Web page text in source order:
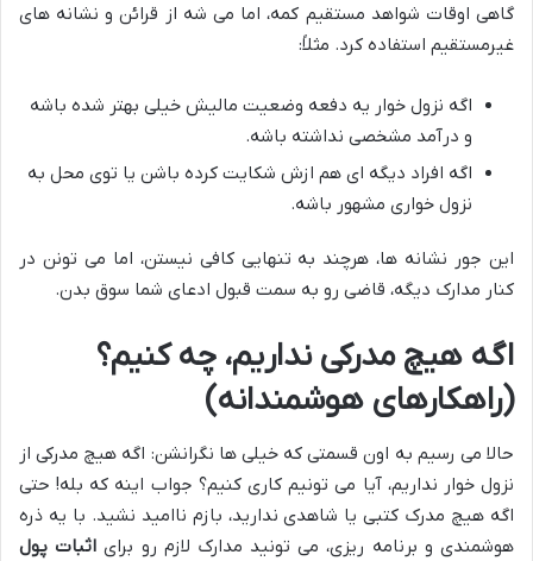
گاهی اوقات شواهد مستقیم کمه، اما می شه از قرائن و نشانه های
غیرمستقیم استفاده کرد. مثلاً:
اگه نزول خوار یه دفعه وضعیت مالیش خیلی بهتر شده باشه
و درآمد مشخصی نداشته باشه.
اگه افراد دیگه ای هم ازش شکایت کرده باشن یا توی محل به
نزول خواری مشهور باشه.
این جور نشانه ها، هرچند به تنهایی کافی نیستن، اما می تونن در
کنار مدارک دیگه، قاضی رو به سمت قبول ادعای شما سوق بدن.
اگه هیچ مدرکی نداریم، چه کنیم؟
(راهکارهای هوشمندانه)
حالا می رسیم به اون قسمتی که خیلی ها نگرانشن: اگه هیچ مدرکی از
نزول خوار نداریم، آیا می تونیم کاری کنیم؟ جواب اینه که بله! حتی
اگه هیچ مدرک کتبی یا شاهدی ندارید، بازم ناامید نشید. با یه ذره
هوشمندی و برنامه ریزی، می تونید مدارک لازم رو برای اثبات پول